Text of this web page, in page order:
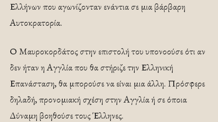
Ελλήνων που αγωνίζονταν ενάντια σε μια βάρβαρη
Αυτοκρατορία.
Ο Μαυροκορδάτος στην επιστολή του υπονοούσε ότι αν
δεν ήταν η Αγγλία που θα στήριζε την Ελληνική
Επανάσταση, θα μπορούσε να είναι μια άλλη. Πρόσφερε
δηλαδή, προνομιακή σχέση στην Αγγλία ή σε όποια
Δύναμη βοηθούσε τους Έλληνες.